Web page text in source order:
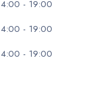
- 19:00
- 19:00
- 19:00